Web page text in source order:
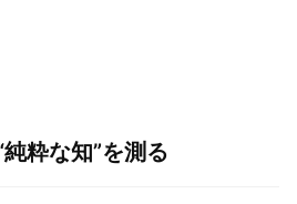
粋な知”を測る